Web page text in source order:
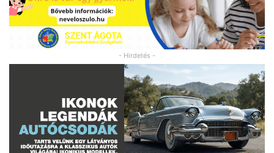
- Hirdetés -